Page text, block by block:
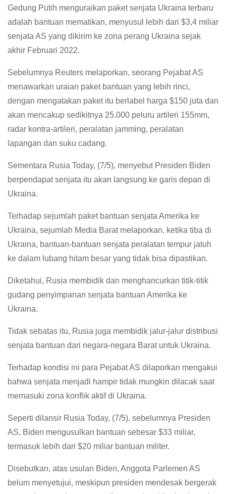
Gedung Putih menguraikan paket senjata Ukraina terbaru
adalah bantuan mematikan, menyusul lebih dari $3,4 miliar
senjata AS yang dikirim ke zona perang Ukraina sejak
akhir Februari 2022.
Sebelumnya Reuters melaporkan, seorang Pejabat AS
menawarkan uraian paket bantuan yang lebih rinci,
dengan mengatakan paket itu berlabel harga $150 juta dan
akan mencakup sedikitnya 25.000 peluru artileri 155mm,
radar kontra-artileri, peralatan jamming, peralatan
lapangan dan suku cadang.
Sementara Rusia Today, (7/5), menyebut Presiden Biden
berpendapat senjata itu akan langsung ke garis depan di
Ukraina.
Terhadap sejumlah paket bantuan senjata Amerika ke
Ukraina, sejumlah Media Barat melaporkan, ketika tiba di
Ukraina, bantuan-bantuan senjata peralatan tempur jatuh
ke dalam lubang hitam besar yang tidak bisa dipastikan.
Diketahui, Rusia membidik dan menghancurkan titik-titik
gudang penyimpanan senjata bantuan Amerika ke
Ukraina.
Tidak sebatas itu, Rusia juga membidik jalur-jalur distribusi
senjata bantuan dari negara-negara Barat untuk Ukraina.
Terhadap kondisi ini para Pejabat AS dilaporkan mengakui
bahwa senjata menjadi hampir tidak mungkin dilacak saat
memasuki zona konflik aktif di Ukraina.
Seperti dilansir Rusia Today, (7/5), sebelumnya Presiden
AS, Biden mengusulkan bantuan sebesar $33 miliar,
termasuk lebih dari $20 miliar bantuan militer.
Disebutkan, atas usulan Biden, Anggota Parlemen AS
belum menyetujui, meskipun presiden mendesak bergerak